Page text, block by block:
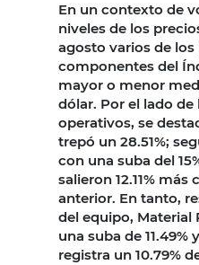
En un contexto de
niveles de los
agosto varios de
componentes del
mayor o menor
dólar. Por el lado de
operativos, se
trepó un 28.51%;
con una suba del
salieron 12.11% más
anterior. En tanto,
del equipo, Material
una suba de 11.49%
registra un 10.79%